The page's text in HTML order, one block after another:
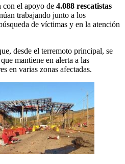
con el apoyo de 4.088 rescatistas
trabajando junto a los
de víctimas y en la atención
desde el terremoto principal, se
mantiene en alerta a las
en varias zonas afectadas.